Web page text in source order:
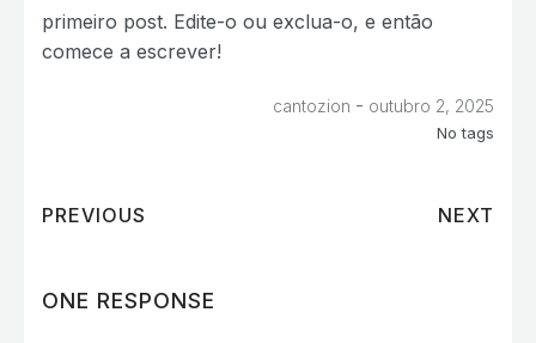
primeiro post. Edite-o ou exclua-o, e então
comece a escrever!
cantozion - outubro 2, 2025
No tags
PREVIOUS NEXT
ONE RESPONSE